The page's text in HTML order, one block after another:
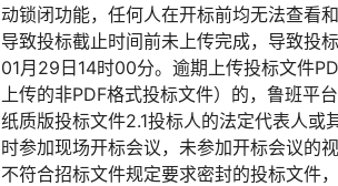
动锁闭功能，任何人在开标前均无法查看
导致投标截止时间前未上传完成，导致投
01月29日14时00分。逾期上传投标文件
上传的非PDF格式投标文件）的，鲁班平
纸质版投标文件2.1投标人的法定代表人
时参加现场开标会议，未参加开标会议的
不符合招标文件规定要求密封的投标文件